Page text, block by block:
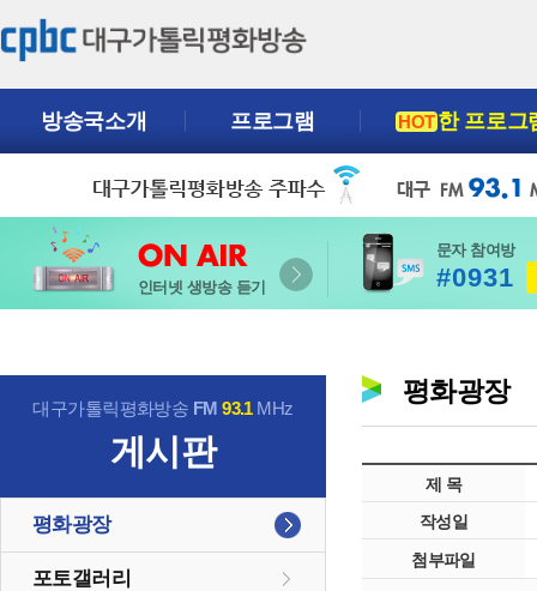
방송국소개 프로그램 HOT한 프로그
인터넷 생방송 듣기
문자 참여방
#0931
대구가톨릭평화방송 FM93.1MHz
게시판
평화광장
포토갤러리
평화광장
제 목
작성일
첨부파일